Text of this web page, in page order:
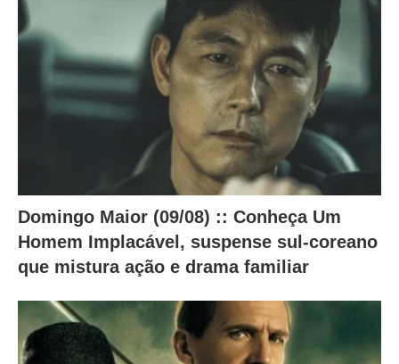
m
o
ú
d
o
a
b
i
Domingo Maior (09/08) :: Conheça Um
Homem Implacável, suspense sul-coreano
que mistura ação e drama familiar